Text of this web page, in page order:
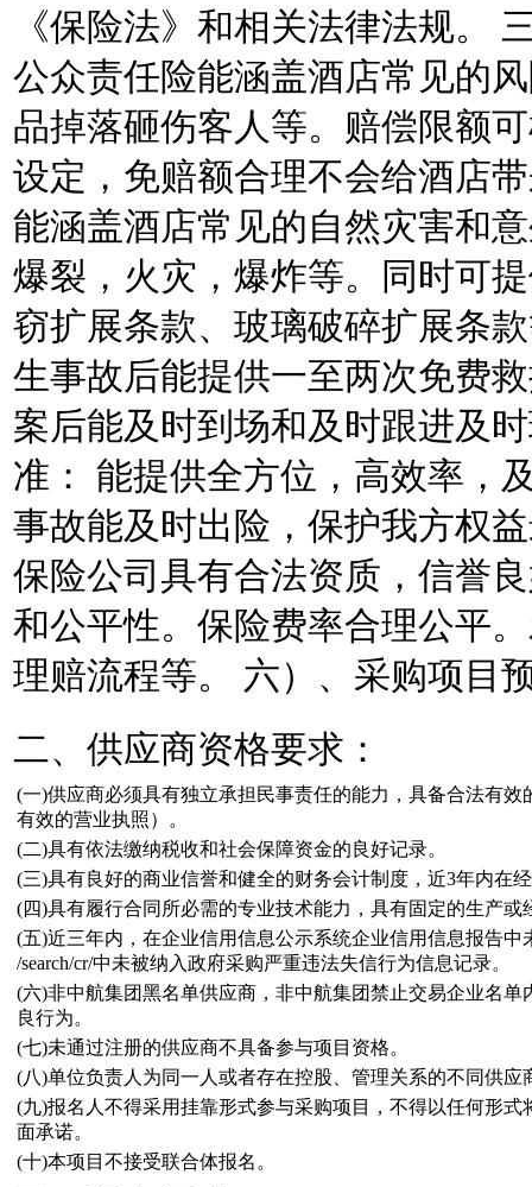
《保险法》和相关法律法规。
公众责任险能涵盖酒店常见的
品掉落砸伤客人等。赔偿限额
设定，免赔额合理不会给酒店
能涵盖酒店常见的自然灾害和
爆裂，火灾，爆炸等。同时可
窃扩展条款、玻璃破碎扩展条
生事故后能提供一至两次免费
案后能及时到场和及时跟进及
准： 能提供全方位，高效率，
事故能及时出险，保护我方权
保险公司具有合法资质，信誉
和公平性。保险费率合理公平
理赔流程等。 六）、采购项目
二、供应商资格要求：
(一)供应商必须具有独立承担民事责任的能力，具备合法有
有效的营业执照）。
(二)具有依法缴纳税收和社会保障资金的良好记录。
(三)具有良好的商业信誉和健全的财务会计制度，近3年内在
(四)具有履行合同所必需的专业技术能力，具有固定的生产
(五)近三年内，在企业信用信息公示系统企业信用信息报告
/search/cr/中未被纳入政府采购严重违法失信行为信息记录。
(六)非中航集团黑名单供应商，非中航集团禁止交易企业名
良行为。
(七)未通过注册的供应商不具备参与项目资格。
(八)单位负责人为同一人或者存在控股、管理关系的不同供
(九)报名人不得采用挂靠形式参与采购项目，不得以任何形
面承诺。
(十)本项目不接受联合体报名。